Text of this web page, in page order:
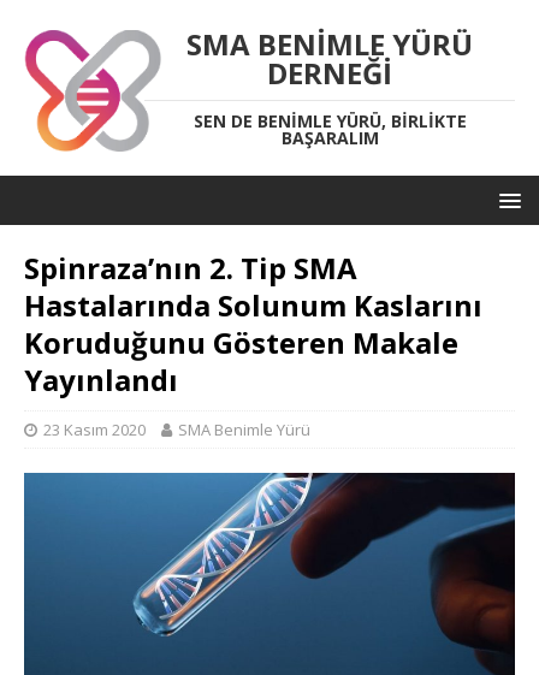
SMA BENIMLE YÜRÜ
DERNEĞI
SEN DE BENIMLE YÜRÜ, BIRLIKTE
BAŞARALIM
Spinraza’nın 2. Tip SMA
Hastalarında Solunum Kaslarını
Koruduğunu Gösteren Makale
Yayınlandı
23 Kasım 2020 SMA Benimle Yürü